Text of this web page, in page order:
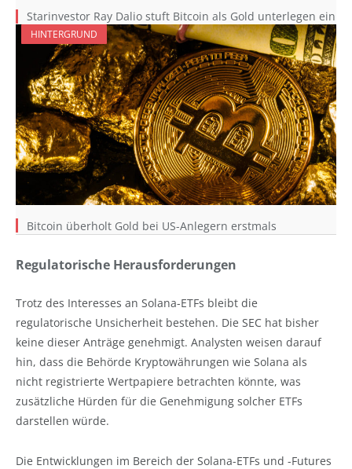
Starinvestor Ray Dalio stuft Bitcoin als Gold unterlegen ein
HINTERGRUND
Bitcoin überholt Gold bei US-Anlegern erstmals
Regulatorische Herausforderungen
Trotz des Interesses an Solana-ETFs bleibt die
regulatorische Unsicherheit bestehen. Die SEC hat bisher
keine dieser Anträge genehmigt. Analysten weisen darauf
hin, dass die Behörde Kryptowährungen wie Solana als
nicht registrierte Wertpapiere betrachten könnte, was
zusätzliche Hürden für die Genehmigung solcher ETFs
darstellen würde.
Die Entwicklungen im Bereich der Solana-ETFs und -Futures